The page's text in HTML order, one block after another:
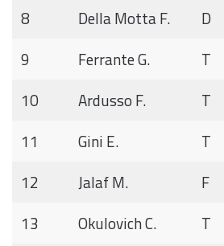
8
Della Motta F. D
9
Ferrante G. T
10
Ardusso F. T
11
Gini E. T
12
Jalaf M. F
13
Okulovich C. T